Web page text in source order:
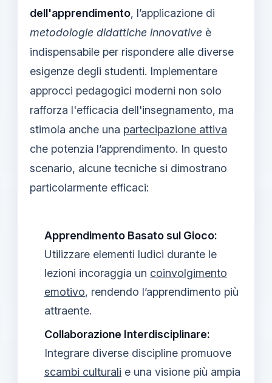
dell'apprendimento, l’applicazione di
metodologie didattiche innovative è
indispensabile per rispondere alle diverse
esigenze degli studenti. Implementare
approcci pedagogici moderni non solo
rafforza l'efficacia dell'insegnamento, ma
stimola anche una partecipazione attiva
che potenzia l’apprendimento. In questo
scenario, alcune tecniche si dimostrano
particolarmente efficaci:
Apprendimento Basato sul Gioco:
Utilizzare elementi ludici durante le
lezioni incoraggia un coinvolgimento
emotivo, rendendo l’apprendimento più
attraente.
Collaborazione Interdisciplinare:
Integrare diverse discipline promuove
scambi culturali e una visione più ampia